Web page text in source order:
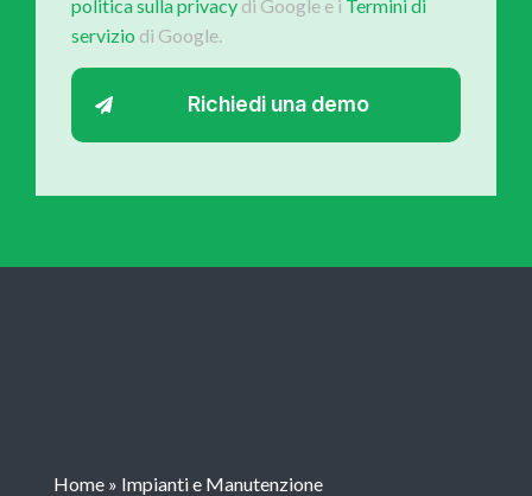
politica sulla privacy di Google e i Termini di
servizio di Google.
Home » Impianti e Manutenzione